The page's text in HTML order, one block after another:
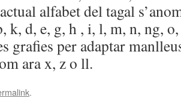
alfabet del tagal
k, d, e, g, h , i, l, m, n, ng,
grafies per adaptar
ara x, z o ll.
.